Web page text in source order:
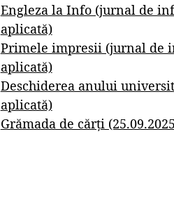
Engleza la Info (jurnal de
aplicată)
Primele impresii (jurnal de
aplicată)
Deschiderea anului
aplicată)
Grămada de cărți